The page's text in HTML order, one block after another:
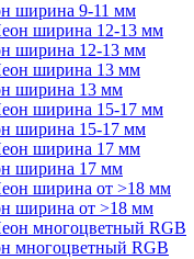
ширина 9-11 мм
ширина 12-13 мм
ширина 13 мм
ширина 15-17 мм
ширина 17 мм
ширина от >18 мм
многоцветный RGB